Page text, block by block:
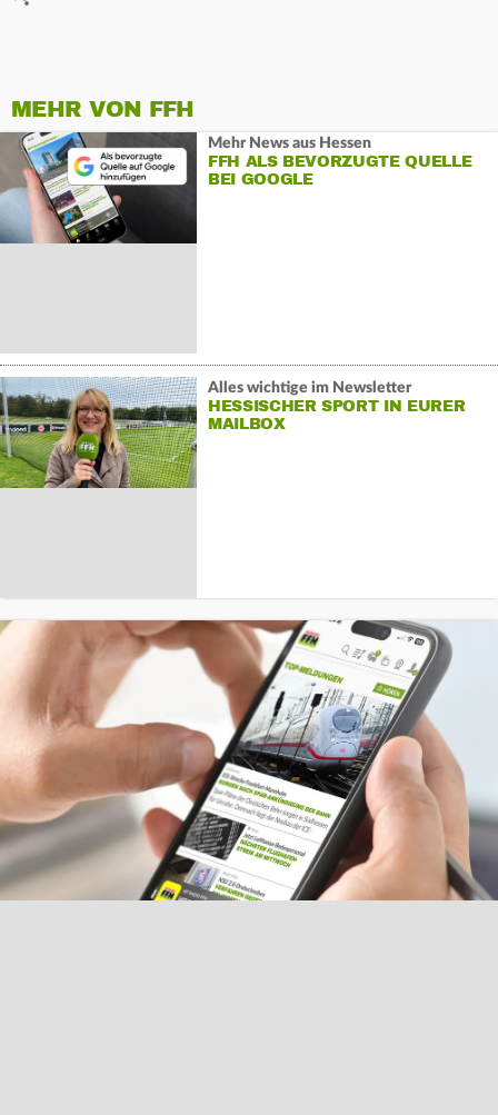
MEHR VON FFH
Mehr News aus Hessen
FFH ALS BEVORZUGTE QUELLE
BEI GOOGLE
Alles wichtige im Newsletter
HESSISCHER SPORT IN EURER
MAILBOX